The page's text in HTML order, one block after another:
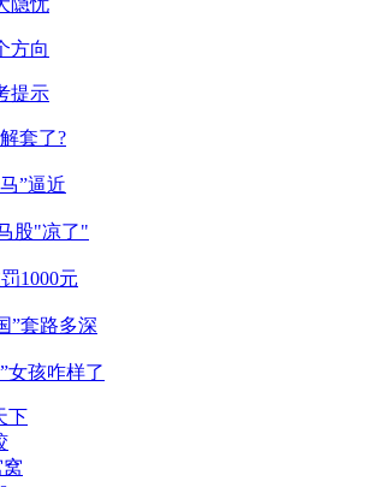
隐忧
方向
提示
套了?
”逼近
股"凉了"
1000元
”套路多深
女孩咋样了
下